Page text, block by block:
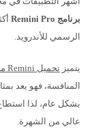
برنامج Remini Pro
الرسمي للأندرويد.
يتميز تحميل Remini محسن الصور
المنافسة، فهو يعد
بشكل عام، لذا
عالي من الشهرة.